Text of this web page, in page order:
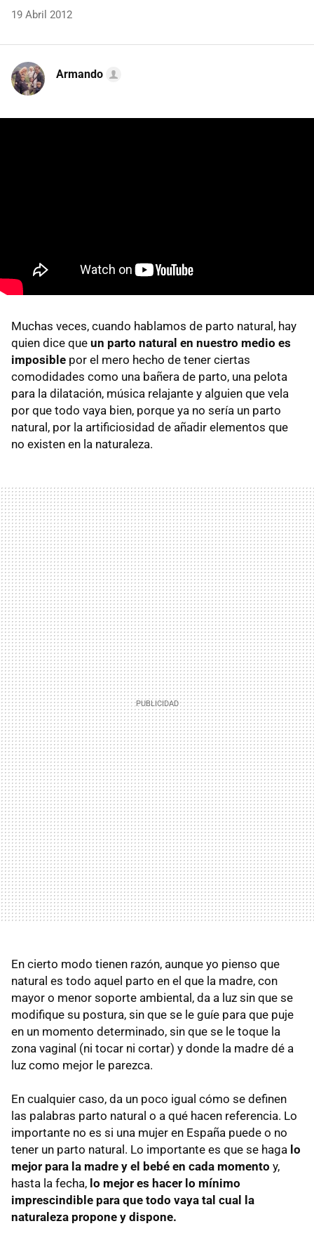
19 Abril 2012
Armando
Muchas veces, cuando hablamos de parto natural, hay
quien dice que un parto natural en nuestro medio es
imposible por el mero hecho de tener ciertas
comodidades como una bañera de parto, una pelota
para la dilatación, música relajante y alguien que vela
por que todo vaya bien, porque ya no sería un parto
natural, por la artificiosidad de añadir elementos que
no existen en la naturaleza.
En cierto modo tienen razón, aunque yo pienso que
natural es todo aquel parto en el que la madre, con
mayor o menor soporte ambiental, da a luz sin que se
modifique su postura, sin que se le guíe para que puje
en un momento determinado, sin que se le toque la
zona vaginal (ni tocar ni cortar) y donde la madre dé a
luz como mejor le parezca.
En cualquier caso, da un poco igual cómo se definen
las palabras parto natural o a qué hacen referencia. Lo
importante no es si una mujer en España puede o no
tener un parto natural. Lo importante es que se haga lo
mejor para la madre y el bebé en cada momento y,
hasta la fecha, lo mejor es hacer lo mínimo
imprescindible para que todo vaya tal cual la
naturaleza propone y dispone.